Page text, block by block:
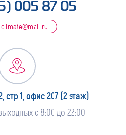
005 87 05
стр 1, офис 207 (2 этаж)
с 8:00 до 22:00